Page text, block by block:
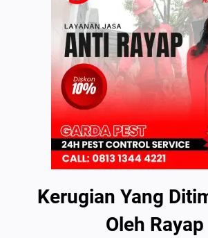
Kerugian Yang
Oleh Rayap